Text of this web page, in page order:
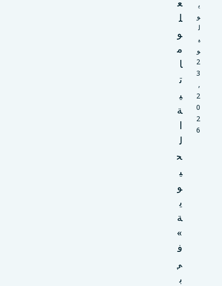
ي
و
ل
ي
و
2
3
,
2
0
2
6
ل
و
م
ا
ت
ي
ة
ا
ل
ح
ي
و
ي
ة
»
ف
ي
ب